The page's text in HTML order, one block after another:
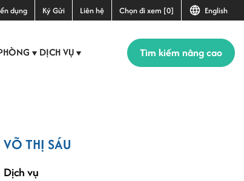
dụng Ký Gửi Liên hệ Chọn đi xem [0] English
▼ DỊCH VỤ ▼ Tìm kiếm nâng cao
THỊ SÁU
Dịch vụ